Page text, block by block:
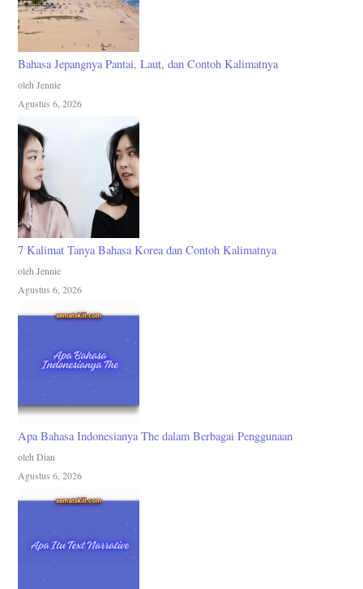
Bahasa Jepangnya Pantai, Laut, dan Contoh Kalimatnya
oleh Jennie
Agustus 6, 2026
7 Kalimat Tanya Bahasa Korea dan Contoh Kalimatnya
oleh Jennie
Agustus 6, 2026
Apa Bahasa Indonesianya The dalam Berbagai Penggunaan
oleh Dian
Agustus 6, 2026